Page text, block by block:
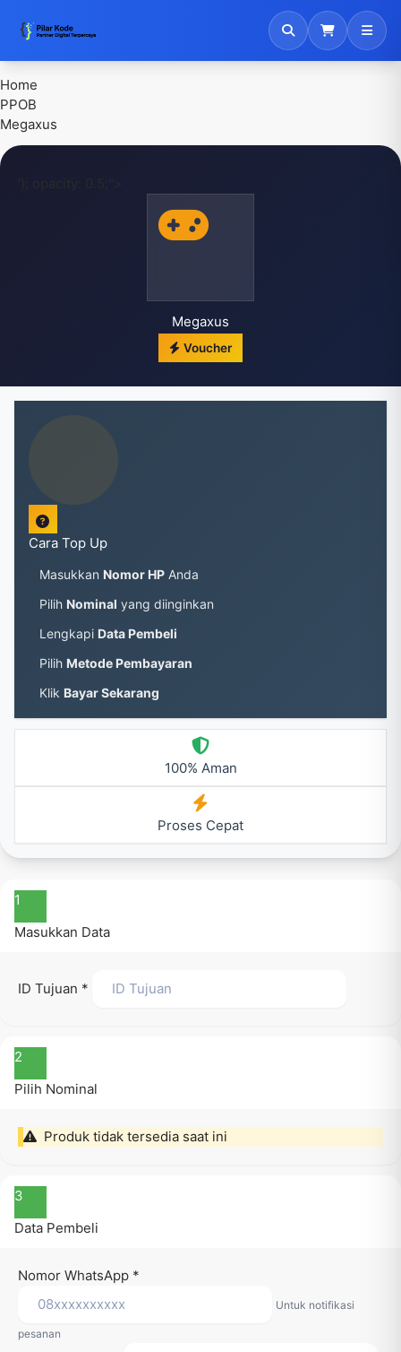
Home
PPOB
Megaxus
Megaxus
Voucher
Cara Top Up
Masukkan Nomor HP Anda
Pilih Nominal yang diinginkan
Lengkapi Data Pembeli
Pilih Metode Pembayaran
Klik Bayar Sekarang
100% Aman
Proses Cepat
1
Masukkan Data
ID Tujuan *
2
Pilih Nominal
Produk tidak tersedia saat ini
3
Data Pembeli
Nomor WhatsApp *
Untuk notifikasi
pesanan